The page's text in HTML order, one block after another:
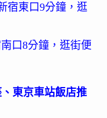
宿東口9分鐘，逛
口8分鐘，逛街便
東京車站飯店推